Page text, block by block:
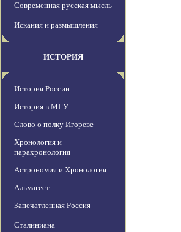
Современная русская мысль
Искания и размышления
ИСТОРИЯ
История России
История в МГУ
Слово о полку Игореве
Хронология и
парахронология
Астрономия и Хронология
Альмагест
Запечатленная Россия
Сталиниана